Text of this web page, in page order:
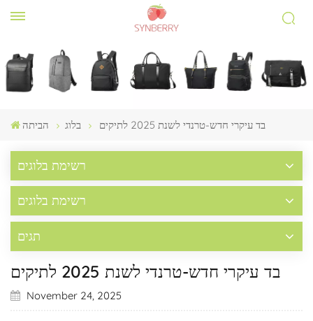
הביתה בלוג בד עיקרי חדש-טרנדי לשנת 2025 לתיקים
רשימת בלוגים
רשימת בלוגים
תגים
בד עיקרי חדש-טרנדי לשנת 2025 לתיקים
November 24, 2025